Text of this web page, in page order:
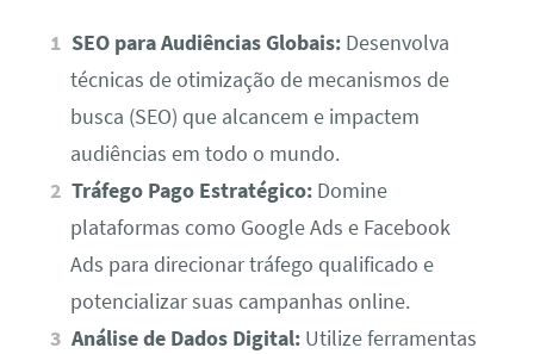
SEO para Audiências Globais: Desenvolva
técnicas de otimização de mecanismos de
busca (SEO) que alcancem e impactem
audiências em todo o mundo.
Tráfego Pago Estratégico: Domine
plataformas como Google Ads e Facebook
Ads para direcionar tráfego qualificado e
potencializar suas campanhas online.
Análise de Dados Digital: Utilize ferramentas